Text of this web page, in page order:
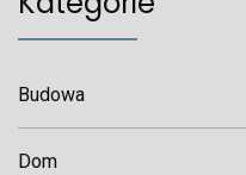
Budowa
Dom